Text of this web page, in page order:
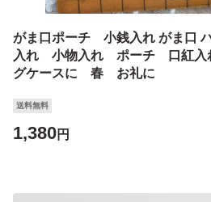
がま口ポーチ 小銭入れ がま口
入れ 小物入れ ポーチ 口紅入
グケースに 春 お礼に
送料無料
1,380円